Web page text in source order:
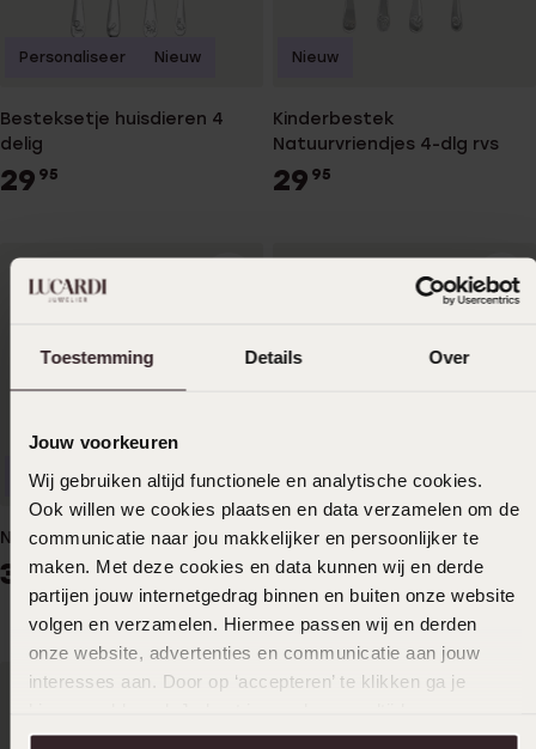
Toestemming Details Over
Jouw voorkeuren
Wij gebruiken altijd functionele en analytische cookies.
Ook willen we cookies plaatsen en data verzamelen om de
communicatie naar jou makkelijker en persoonlijker te
maken. Met deze cookies en data kunnen wij en derde
partijen jouw internetgedrag binnen en buiten onze website
volgen en verzamelen. Hiermee passen wij en derden
onze website, advertenties en communicatie aan jouw
interesses aan. Door op ‘accepteren’ te klikken ga je
aanpassen. Lees er meer over in onscookiebeleid.
Besteksetje huisdieren 4
delig
29 95
Personaliseer Nieuw
Kinderbestek
Natuurvriendjes 4-dlg rvs
29 95
Nieuw
Nijntje kinderbestek 4-delig
3495
Bestseller Personaliseer
Nijntje RVS kindercouvert,
twee-delig.
1995